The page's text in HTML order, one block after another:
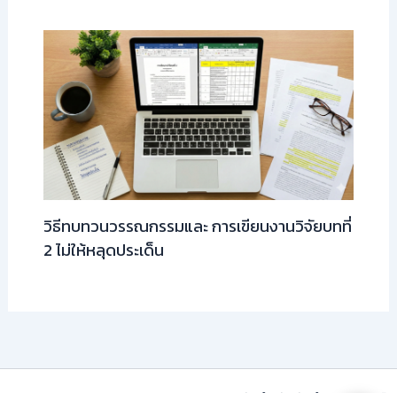
วิธีทบทวนวรรณกรรมและ การเขียนงานวิจัยบทที่
2 ไม่ให้หลุดประเด็น